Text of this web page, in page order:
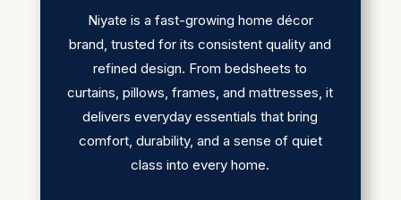
Niyate is a fast-growing home décor
brand, trusted for its consistent quality and
refined design. From bedsheets to
curtains, pillows, frames, and mattresses, it
delivers everyday essentials that bring
comfort, durability, and a sense of quiet
class into every home.